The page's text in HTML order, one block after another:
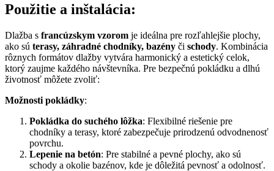
Použitie a inštalácia:
Dlažba s francúzskym vzorom je ideálna pre rozľahlejšie plochy,
ako sú terasy, záhradné chodníky, bazény či schody. Kombinácia
rôznych formátov dlažby vytvára harmonický a estetický celok,
ktorý zaujme každého návštevníka. Pre bezpečnú pokládku a dlhú
životnosť môžete zvoliť:
Možnosti pokládky:
Pokládka do suchého lôžka: Flexibilné riešenie pre
chodníky a terasy, ktoré zabezpečuje prirodzenú odvodnenosť
povrchu.
Lepenie na betón: Pre stabilné a pevné plochy, ako sú
schody a okolie bazénov, kde je dôležitá pevnosť a odolnosť.